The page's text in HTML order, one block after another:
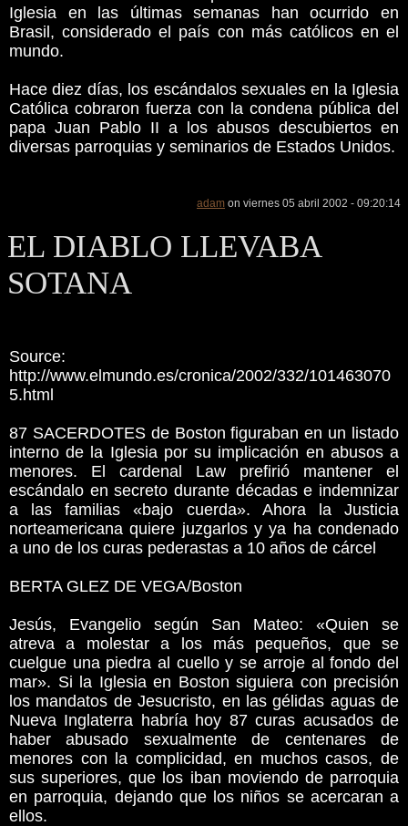
Iglesia en las últimas semanas han ocurrido en
Brasil, considerado el país con más católicos en el
mundo.
Hace diez días, los escándalos sexuales en la Iglesia
Católica cobraron fuerza con la condena pública del
papa Juan Pablo II a los abusos descubiertos en
diversas parroquias y seminarios de Estados Unidos.
adam on viernes 05 abril 2002 - 09:20:14
EL DIABLO LLEVABA
SOTANA
Source:
http://www.elmundo.es/cronica/2002/332/101463070
5.html
87 SACERDOTES de Boston figuraban en un listado
interno de la Iglesia por su implicación en abusos a
menores. El cardenal Law prefirió mantener el
escándalo en secreto durante décadas e indemnizar
a las familias «bajo cuerda». Ahora la Justicia
norteamericana quiere juzgarlos y ya ha condenado
a uno de los curas pederastas a 10 años de cárcel
BERTA GLEZ DE VEGA/Boston
Jesús, Evangelio según San Mateo: «Quien se
atreva a molestar a los más pequeños, que se
cuelgue una piedra al cuello y se arroje al fondo del
mar». Si la Iglesia en Boston siguiera con precisión
los mandatos de Jesucristo, en las gélidas aguas de
Nueva Inglaterra habría hoy 87 curas acusados de
haber abusado sexualmente de centenares de
menores con la complicidad, en muchos casos, de
sus superiores, que los iban moviendo de parroquia
en parroquia, dejando que los niños se acercaran a
ellos.